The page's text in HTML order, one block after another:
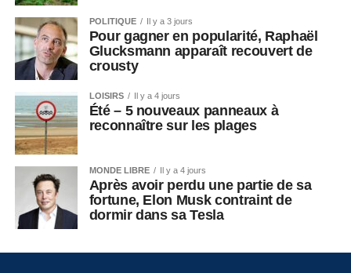
POLITIQUE Il y a 3 jours
Pour gagner en popularité, Raphaël
Glucksmann apparaît recouvert de
crousty
LOISIRS Il y a 4 jours
Été – 5 nouveaux panneaux à
reconnaître sur les plages
MONDE LIBRE Il y a 4 jours
Après avoir perdu une partie de sa
fortune, Elon Musk contraint de
dormir dans sa Tesla